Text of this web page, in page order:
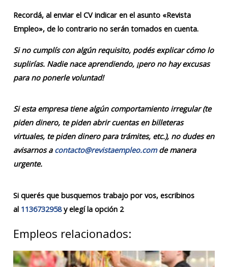
Recordá, al enviar el CV indicar en el asunto «Revista
Empleo», de lo contrario no serán tomados en cuenta.
Si no cumplís con algún requisito, podés explicar cómo lo
suplirías. Nadie nace aprendiendo, ¡pero no hay excusas
para no ponerle voluntad!
Si esta empresa tiene algún comportamiento irregular (te
piden dinero, te piden abrir cuentas en billeteras
virtuales, te piden dinero para trámites, etc.), no dudes en
avisarnos a contacto@revistaempleo.comde manera
urgente.
Si querés que busquemos trabajo por vos, escribinos
al 1136732958y elegí la opción 2
Empleos relacionados: